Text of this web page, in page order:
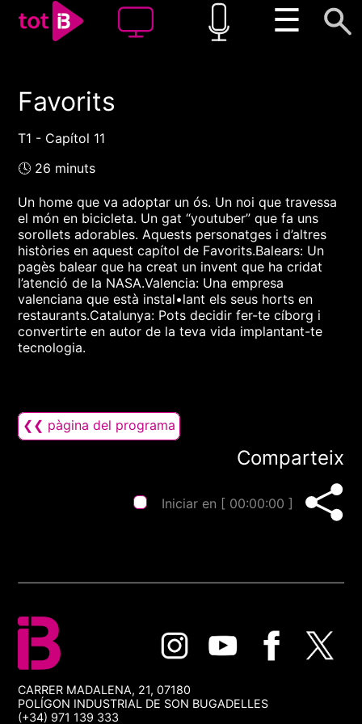
☰
00:00
Favorits
T1 - Capítol 11
🕓 26 minuts
Un home que va adoptar un ós. Un noi que travessa
el món en bicicleta. Un gat “youtuber” que fa uns
sorollets adorables. Aquests personatges i d’altres
històries en aquest capítol de Favorits.Balears: Un
pagès balear que ha creat un invent que ha cridat
l’atenció de la NASA.Valencia: Una empresa
valenciana que està instal•lant els seus horts en
restaurants.Catalunya: Pots decidir fer-te cíborg i
convertirte en autor de la teva vida implantant-te
tecnologia.
❮❮ pàgina del programa
Comparteix
Iniciar en [ 00:00:00 ]
CARRER MADALENA, 21, 07180
POLÍGON INDUSTRIAL DE SON BUGADELLES
(+34) 971 139 333